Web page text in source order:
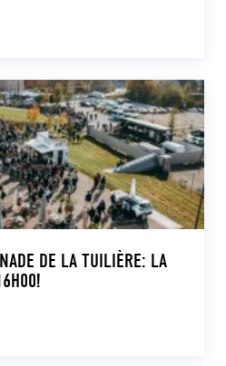
DE LA TUILIÈRE: LA